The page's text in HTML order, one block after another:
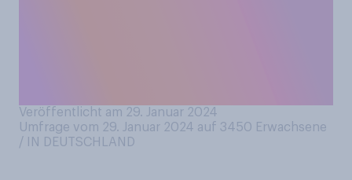
Veröffentlicht am 29. Januar 2024
Umfrage vom 29. Januar 2024 auf 3450 Erwachsene
/ IN DEUTSCHLAND